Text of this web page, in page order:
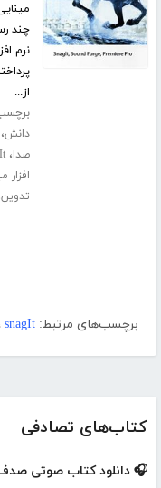
کتاب‌های تصادفی
🎧 دانلود کتاب صوتی
چند
از...
دانش
صدا،
تدوین
برچسب‌های مرتبط: snagIt